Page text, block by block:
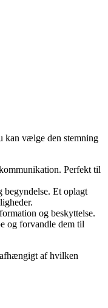
kan vælge den stemning
Perfekt til
begyndelse. Et oplagt
og beskyttelse.
og forvandle dem til
af hvilken